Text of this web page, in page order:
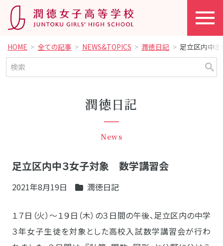
HOME 全ての記事 NEWS&TOPICS 潤徳日記 足立区内中
潤徳日記
News
足立区内中３女子対象 数学講習会
2021年8月19日 潤徳日記
１７日（火）～１９日（木）の３日間の午後、足立区内の中学
３年女子生徒を対象とした高校入試数学講習会が行わ